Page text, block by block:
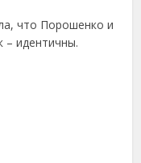
что Порошенко и
идентичны.